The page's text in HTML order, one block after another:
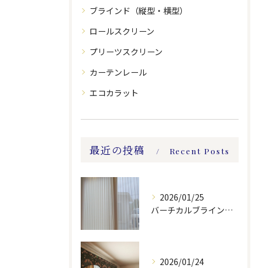
ブラインド（縦型・横型）
ロールスクリーン
プリーツスクリーン
カーテンレール
エコカラット
最近の投稿 Recent Posts
2026/01/25
バーチカルブラインドのレース付きツーウェイスタイル
2026/01/24